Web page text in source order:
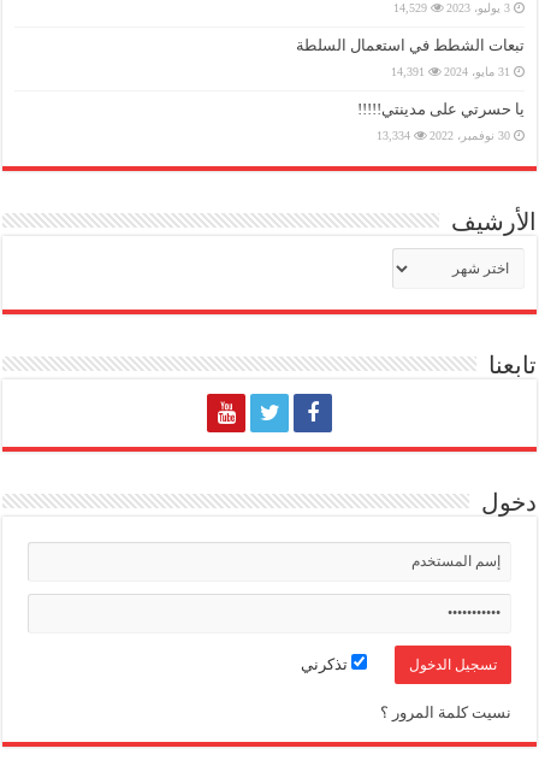
3 يوليو، 2023 14,529
تبعات الشطط في استعمال السلطة
31 مايو، 2024 14,391
يا حسرتي على مدينتي!!!!!
30 نوفمبر، 2022 13,334
الأرشيف
تابعنا
دخول
تذكرني
نسيت كلمة المرور ؟